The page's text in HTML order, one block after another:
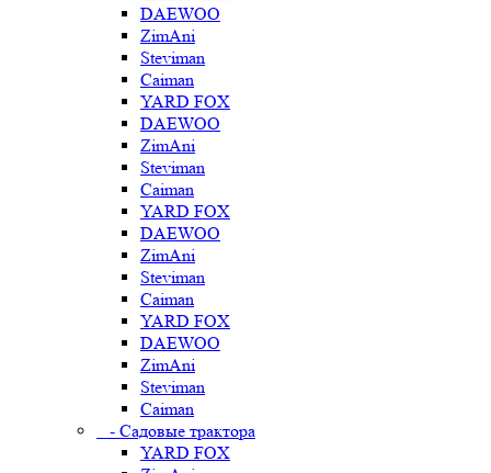
DAEWOO
ZimAni
Steviman
Caiman
YARD FOX
DAEWOO
ZimAni
Steviman
Caiman
YARD FOX
DAEWOO
ZimAni
Steviman
Caiman
YARD FOX
DAEWOO
ZimAni
Steviman
Caiman
- Садовые трактора
YARD FOX